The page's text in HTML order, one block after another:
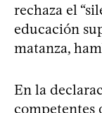
rechaza el
educación
matanza,
En la
competentes